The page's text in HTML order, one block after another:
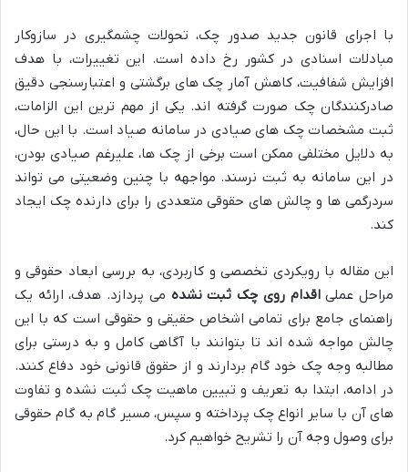
با اجرای قانون جدید صدور چک، تحولات چشمگیری در سازوکار
مبادلات اسنادی در کشور رخ داده است. این تغییرات، با هدف
افزایش شفافیت، کاهش آمار چک های برگشتی و اعتبارسنجی دقیق
صادرکنندگان چک صورت گرفته اند. یکی از مهم ترین این الزامات،
ثبت مشخصات چک های صیادی در سامانه صیاد است. با این حال،
به دلایل مختلفی ممکن است برخی از چک ها، علیرغم صیادی بودن،
در این سامانه به ثبت نرسند. مواجهه با چنین وضعیتی می تواند
سردرگمی ها و چالش های حقوقی متعددی را برای دارنده چک ایجاد
کند.
این مقاله با رویکردی تخصصی و کاربردی، به بررسی ابعاد حقوقی و
مراحل عملیاقدام روی چک ثبت نشده می پردازد. هدف، ارائه یک
راهنمای جامع برای تمامی اشخاص حقیقی و حقوقی است که با این
چالش مواجه شده اند تا بتوانند با آگاهی کامل و به درستی برای
مطالبه وجه چک خود گام بردارند و از حقوق قانونی خود دفاع کنند.
در ادامه، ابتدا به تعریف و تبیین ماهیت چک ثبت نشده و تفاوت
های آن با سایر انواع چک پرداخته و سپس، مسیر گام به گام حقوقی
برای وصول وجه آن را تشریح خواهیم کرد.